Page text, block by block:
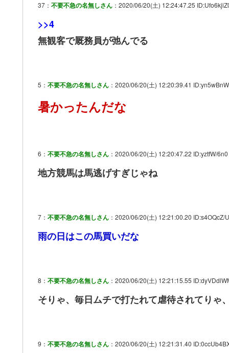
37： 不要不急の名無しさん ：2020/06/20(土) 12:24:47.25
>>4
無観客で厩務員が弛んでる
5： 不要不急の名無しさん ：2020/06/20(土) 12:20:39.41
暑かったんだな
6： 不要不急の名無しさん ：2020/06/20(土) 12:20:47.22 ID:yztfW/6n0
地方競馬は馬逃げすぎじゃね
7： 不要不急の名無しさん ：2020/06/20(土) 12:21:00.20 ID:s4OQcZ/
雨の日はこの馬買いだな
8： 不要不急の名無しさん ：2020/06/20(土) 12:21:15.55
そりゃ、毎日ムチで打たれて虐待されてりゃ
9： 不要不急の名無しさん ：2020/06/20(土) 12:21:31.40